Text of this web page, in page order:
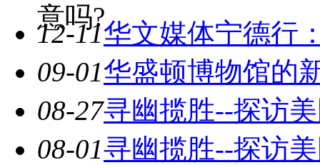
意吗?
12-11华文媒体宁德行
09-01华盛顿博物馆的
08-27寻幽揽胜--探访
08-01寻幽揽胜--探访